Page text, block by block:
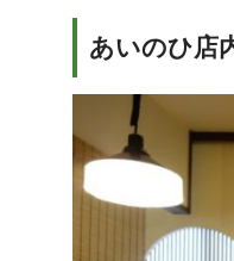
あいのひ店